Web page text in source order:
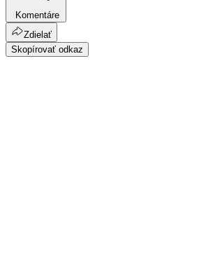
Komentáre
Zdielať
Skopírovať odkaz